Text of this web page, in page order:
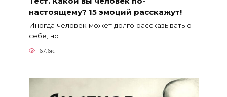
настоящему? 15 эмоций расскажут!
Иногда человек может долго рассказывать о
себе, но
67.6к.